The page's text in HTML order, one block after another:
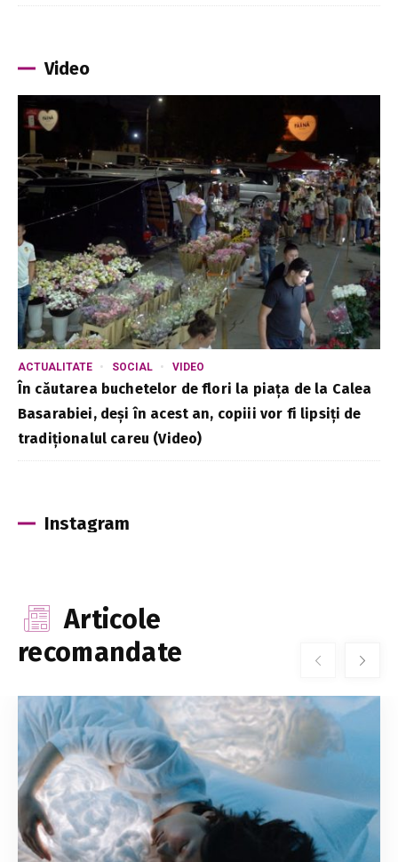
Video
ACTUALITATE SOCIAL VIDEO
În căutarea buchetelor de flori la piața de la Calea
Basarabiei, deși în acest an, copiii vor fi lipsiți de
tradiționalul careu (Video)
Instagram
Articole
recomandate